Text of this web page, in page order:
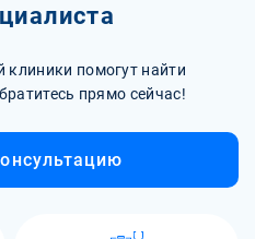
помогут найти
прямо сейчас!